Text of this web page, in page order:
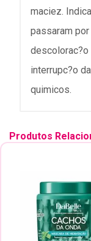
maciez.
passaram
interrupc?o
quimicos.
Produtos